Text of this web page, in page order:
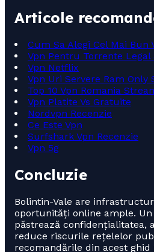
Articole
Cum Sa Alegi Cel Mai Bun
Vpn Pentru Torrente Legal
Vpn Netflix
Vpn Uri Servere Ram Only
Top 10 Vpn Romania
Vpn Platite Vs Gratuite
Nordvpn Recenzie
Ce Este Vpn
Surfshark Vpn Recenzie
Vpn 5g
Concluzie
Bolintin-Vale are
oportunități online ample.
păstrează confidențialitatea,
reduce riscurile rețelelor
recomandările din acest